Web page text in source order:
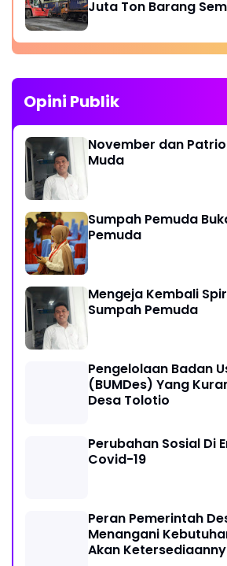
Juta Ton Barang
Opini Publik
November dan
Muda
Sumpah Pemuda
Pemuda
Mengeja Kembali
Sumpah Pemuda
Pengelolaan Badan
(BUMDes) Yang
Desa Tolotio
Perubahan Sosial Di
Covid-19
Peran Pemerintah
Menangani
Akan